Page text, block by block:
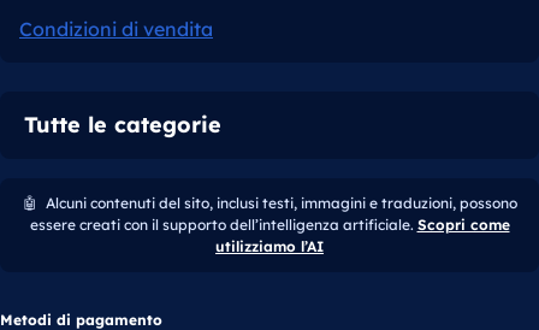
Condizioni di vendita
Tutte le categorie
🤖 Alcuni contenuti del sito, inclusi testi, immagini e traduzioni, possono
essere creati con il supporto dell’intelligenza artificiale. Scopri come
utilizziamo l’AI
Metodi di pagamento